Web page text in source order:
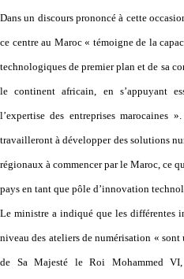
Dans un discours prononcé à cette
ce centre au Maroc « témoigne de la
technologiques de premier plan et de sa
le continent africain, en s’appuyant
l’expertise des entreprises marocaines
travailleront à développer des solutions
régionaux à commencer par le Maroc, ce
pays en tant que pôle d’innovation
Le ministre a indiqué que les différentes
niveau des ateliers de numérisation «
de Sa Majesté le Roi Mohammed